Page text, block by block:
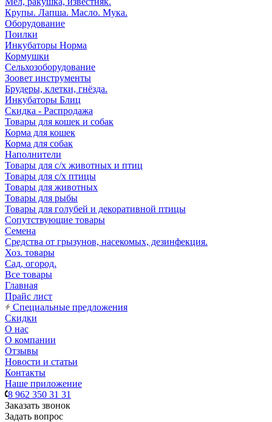
Крупы. Лапша. Масло. Мука.
Оборудование
Поилки
Инкубаторы Норма
Кормушки
Сельхозоборудование
Зоовет инструменты
Брудеры, клетки, гнёзда.
Инкубаторы Блиц
Скидка - Распродажа
Товары для кошек и собак
Корма для кошек
Корма для собак
Наполнители
Товары для с/х животных и птиц
Товары для с/х птицы
Товары для животных
Товары для рыбы
Товары для голубей и декоративной птицы
Сопутствующие товары
Семена
Средства от грызунов, насекомых, дезинфекция.
Хоз. товары
Сад, огород.
Все товары
Главная
Прайс лист
Специальные предложения
Скидки
О нас
О компании
Отзывы
Новости и статьи
Контакты
Наше приложение
8 962 350 31 31
Заказать звонок
Задать вопрос